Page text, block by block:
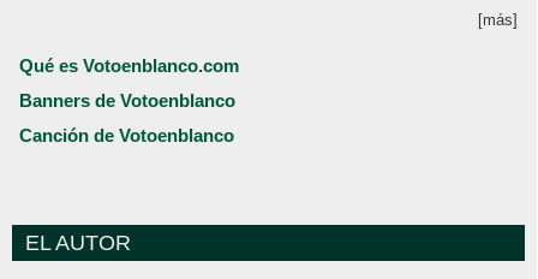
[más]
Qué es Votoenblanco.com
Banners de Votoenblanco
Canción de Votoenblanco
EL AUTOR